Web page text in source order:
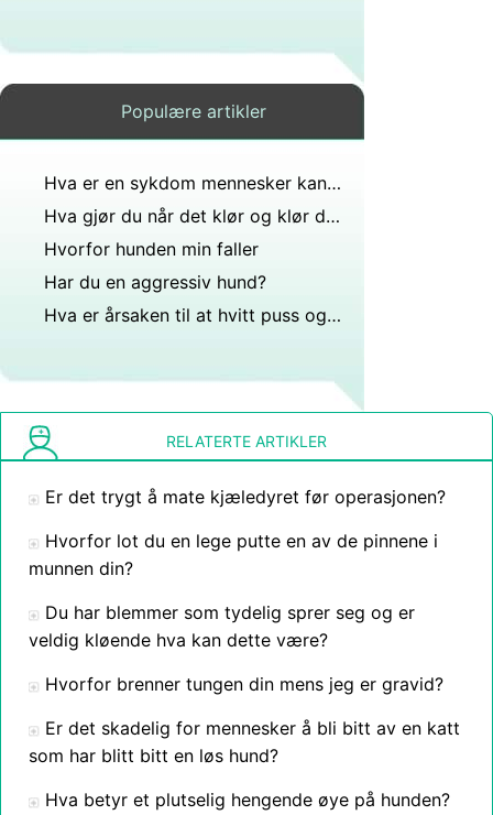
Populære artikler
Hva er en sykdom mennesker kan få fra hunder?
Hva gjør du når det klør og klør det fortsatt klør?
Hvorfor hunden min faller
Har du en aggressiv hund?
Hva er årsaken til at hvitt puss og vond lukt kommer ut av navlen?
RELATERTE ARTIKLER
Er det trygt å mate kjæledyret før operasjonen?
Hvorfor lot du en lege putte en av de pinnene i
munnen din?
Du har blemmer som tydelig sprer seg og er
veldig kløende hva kan dette være?
Hvorfor brenner tungen din mens jeg er gravid?
Er det skadelig for mennesker å bli bitt av en katt
som har blitt bitt en løs hund?
Hva betyr et plutselig hengende øye på hunden?